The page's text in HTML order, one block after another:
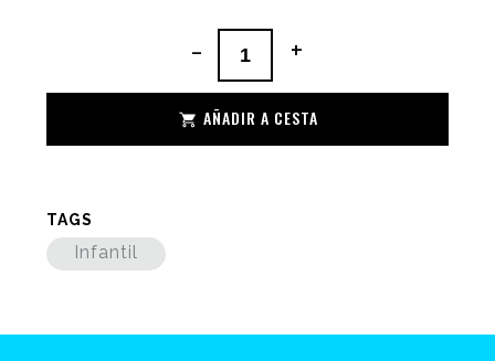
- +
AÑADIR A CESTA
TAGS
Infantil